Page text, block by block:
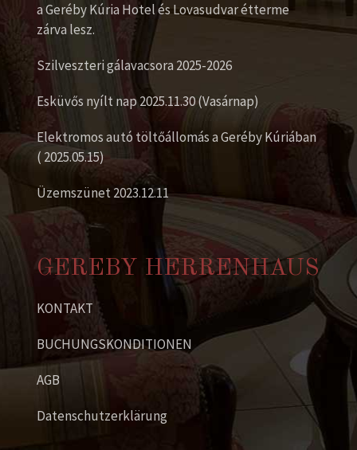
a Geréby Kúria Hotel és Lovasudvar étterme
zárva lesz.
Szilveszteri gálavacsora 2025-2026
Esküvős nyílt nap 2025.11.30 (Vasárnap)
Elektromos autó töltőállomás a Geréby Kúriában
( 2025.05.15)
Üzemszünet 2023.12.11
GEREBY HERRENHAUS
KONTAKT
BUCHUNGSKONDITIONEN
AGB
Datenschutzerklärung